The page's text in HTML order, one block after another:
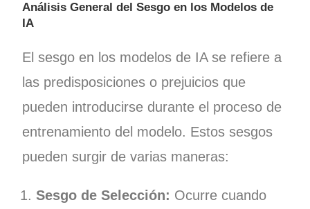
Análisis General del Sesgo en los Modelos de
IA
El sesgo en los modelos de IA se refiere a
las predisposiciones o prejuicios que
pueden introducirse durante el proceso de
entrenamiento del modelo. Estos sesgos
pueden surgir de varias maneras:
Sesgo de Selección: Ocurre cuando